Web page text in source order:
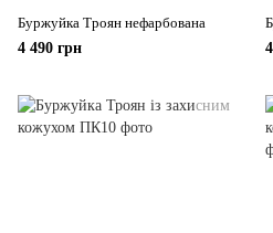
Буржуйка Троян нефарбована
4 490 грн